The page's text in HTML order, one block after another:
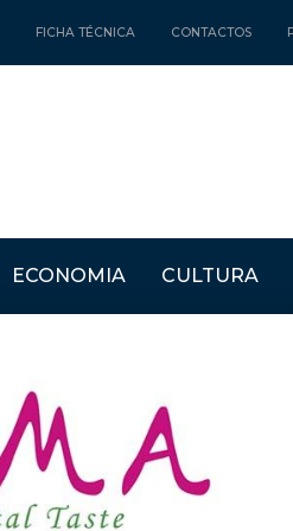
FICHA TÉCNICA CONTACTOS
ECONOMIA CULTURA
FUNDÃO GARANTE QUE